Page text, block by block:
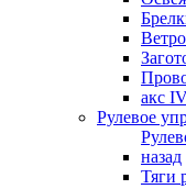
акс
Рулевое
назад
Тяги